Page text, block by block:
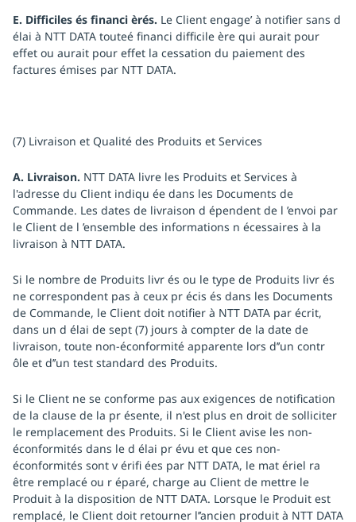
E. Difficiles és financi èrés. Le Client engage’ à notifier sans d
élai à NTT DATA touteé financi difficile ère qui aurait pour
effet ou aurait pour effet la cessation du paiement des
factures émises par NTT DATA.
(7) Livraison et Qualité des Produits et Services
A. Livraison. NTT DATA livre les Produits et Services à
l'adresse du Client indiqu ée dans les Documents de
Commande. Les dates de livraison d épendent de l ’envoi par
le Client de l ’ensemble des informations n écessaires à la
livraison à NTT DATA.
Si le nombre de Produits livr és ou le type de Produits livr és
ne correspondent pas à ceux pr écis és dans les Documents
de Commande, le Client doit notifier à NTT DATA par écrit,
dans un d élai de sept (7) jours à compter de la date de
livraison, toute non-éconformité apparente lors d’’un contr
ôle et d’’un test standard des Produits.
Si le Client ne se conforme pas aux exigences de notification
de la clause de la pr ésente, il n'est plus en droit de solliciter
le remplacement des Produits. Si le Client avise les non-
éconformités dans le d élai pr évu et que ces non-
éconformités sont v érifi ées par NTT DATA, le mat ériel ra
être remplacé ou r éparé, charge au Client de mettre le
Produit à la disposition de NTT DATA. Lorsque le Produit est
remplacé, le Client doit retourner l’’ancien produit à NTT DATA